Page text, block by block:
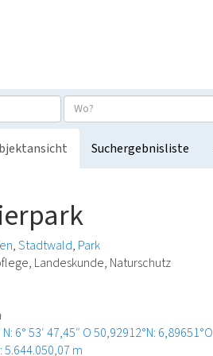
Suchergebnisliste
Stadtwald Park
Landeskunde, Naturschutz
6° 53′ 47,45″ O50,92912°N: 6,89651°O
5.644.050,07 m